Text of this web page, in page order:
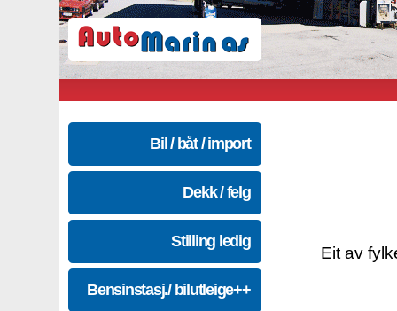
Bil / båt / import
Dekk / felg
Stilling ledig
Bensinstasj./ bilutleige++
Eit av